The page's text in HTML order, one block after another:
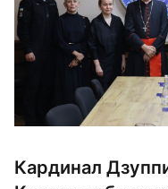
Кардинал